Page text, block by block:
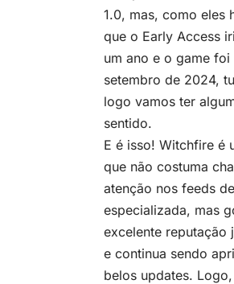
1.0, mas, como eles
que o Early Access
um ano e o game
setembro de 2024,
logo vamos ter
sentido.
E é isso! Witchfire é
que não costuma
atenção nos feeds
especializada, mas
excelente reputação
e continua sendo
belos updates.